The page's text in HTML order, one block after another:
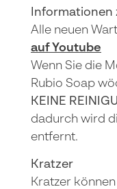
Informationen
Alle neuen
auf Youtube
Wenn Sie die
Rubio Soap
KEINE
dadurch wird
entfernt.
Kratzer
Kratzer